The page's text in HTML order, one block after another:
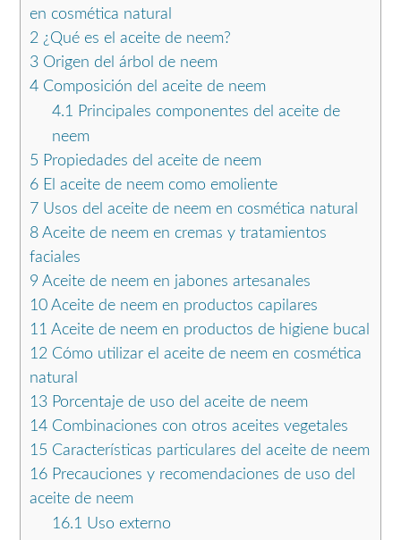
en cosmética natural
2 ¿Qué es el aceite de neem?
3 Origen del árbol de neem
4 Composición del aceite de neem
4.1 Principales componentes del aceite de
neem
5 Propiedades del aceite de neem
6 El aceite de neem como emoliente
7 Usos del aceite de neem en cosmética natural
8 Aceite de neem en cremas y tratamientos
faciales
9 Aceite de neem en jabones artesanales
10 Aceite de neem en productos capilares
11 Aceite de neem en productos de higiene bucal
12 Cómo utilizar el aceite de neem en cosmética
natural
13 Porcentaje de uso del aceite de neem
14 Combinaciones con otros aceites vegetales
15 Características particulares del aceite de neem
16 Precauciones y recomendaciones de uso del
aceite de neem
16.1 Uso externo